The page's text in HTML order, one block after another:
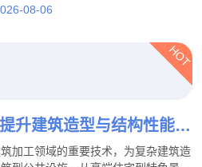
08-06
HOT
升建筑造型与结构性能的
加工工艺
加工领域的重要技术，为复杂建筑造